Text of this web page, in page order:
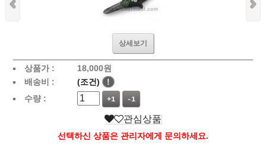
상세보기
상품가 : 18,000원
배송비 :
(조건)
!
수량 :
+1 -1
관심상품
선택하신 상품은 관리자에게 문의하세요.